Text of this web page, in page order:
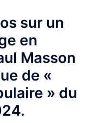
sur un
en
Masson
de «
» du